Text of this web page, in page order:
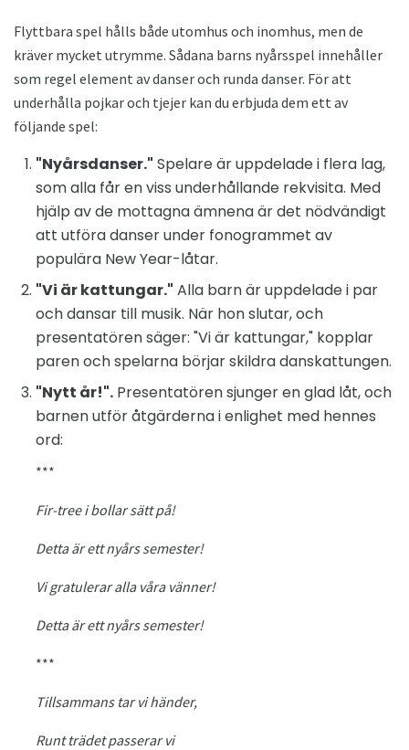
Flyttbara spel hålls både utomhus och inomhus, men de
kräver mycket utrymme. Sådana barns nyårsspel innehåller
som regel element av danser och runda danser. För att
underhålla pojkar och tjejer kan du erbjuda dem ett av
följande spel:
"Nyårsdanser." Spelare är uppdelade i flera lag,
som alla får en viss underhållande rekvisita. Med
hjälp av de mottagna ämnena är det nödvändigt
att utföra danser under fonogrammet av
populära New Year-låtar.
"Vi är kattungar." Alla barn är uppdelade i par
och dansar till musik. När hon slutar, och
presentatören säger: "Vi är kattungar," kopplar
paren och spelarna börjar skildra danskattungen.
"Nytt år!". Presentatören sjunger en glad låt, och
barnen utför åtgärderna i enlighet med hennes
ord:
***
Fir-tree i bollar sätt på!
Detta är ett nyårs semester!
Vi gratulerar alla våra vänner!
Detta är ett nyårs semester!
***
Tillsammans tar vi händer,
Runt trädet passerar vi